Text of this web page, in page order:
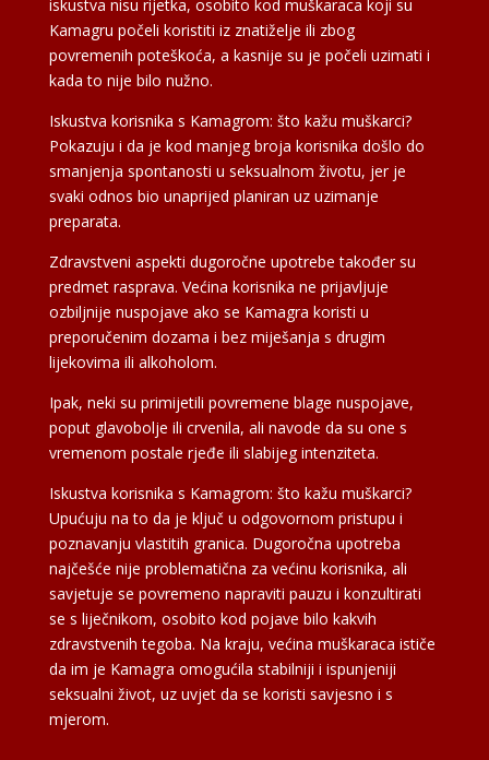
iskustva nisu rijetka, osobito kod muškaraca koji su
Kamagru počeli koristiti iz znatiželje ili zbog
povremenih poteškoća, a kasnije su je počeli uzimati i
kada to nije bilo nužno.
Iskustva korisnika s Kamagrom: što kažu muškarci?
Pokazuju i da je kod manjeg broja korisnika došlo do
smanjenja spontanosti u seksualnom životu, jer je
svaki odnos bio unaprijed planiran uz uzimanje
preparata.
Zdravstveni aspekti dugoročne upotrebe također su
predmet rasprava. Većina korisnika ne prijavljuje
ozbiljnije nuspojave ako se Kamagra koristi u
preporučenim dozama i bez miješanja s drugim
lijekovima ili alkoholom.
Ipak, neki su primijetili povremene blage nuspojave,
poput glavobolje ili crvenila, ali navode da su one s
vremenom postale rjeđe ili slabijeg intenziteta.
Iskustva korisnika s Kamagrom: što kažu muškarci?
Upućuju na to da je ključ u odgovornom pristupu i
poznavanju vlastitih granica. Dugoročna upotreba
najčešće nije problematična za većinu korisnika, ali
savjetuje se povremeno napraviti pauzu i konzultirati
se s liječnikom, osobito kod pojave bilo kakvih
zdravstvenih tegoba. Na kraju, većina muškaraca ističe
da im je Kamagra omogućila stabilniji i ispunjeniji
seksualni život, uz uvjet da se koristi savjesno i s
mjerom.